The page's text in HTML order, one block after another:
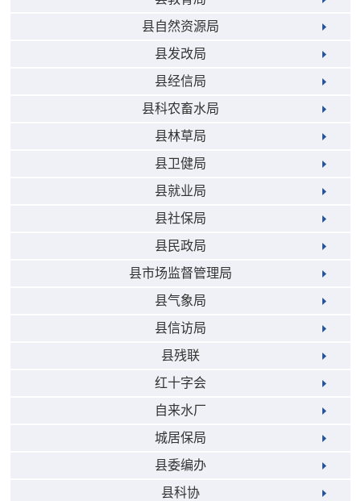
县自然资源局
县发改局
县经信局
县科农畜水局
县林草局
县卫健局
县就业局
县社保局
县民政局
县市场监督管理局
县气象局
县信访局
县残联
红十字会
自来水厂
城居保局
县委编办
县科协